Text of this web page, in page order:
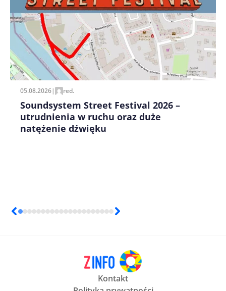
Zapamiętaj moje dane w tej przeglądarce podczas
pisania kolejnych komentarzy.
05.08.2026| red.
Soundsystem Street Festival 2026 –
utrudnienia w ruchu oraz duże
natężenie dźwięku
Kontakt